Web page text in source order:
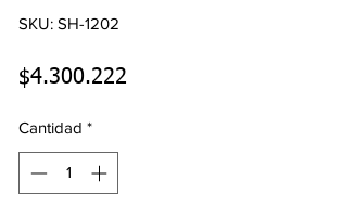
SKU: SH-1202
$4.300.222
Cantidad *